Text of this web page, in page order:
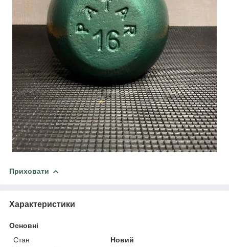
Приховати
Характеристики
Основні
Стан
Новий